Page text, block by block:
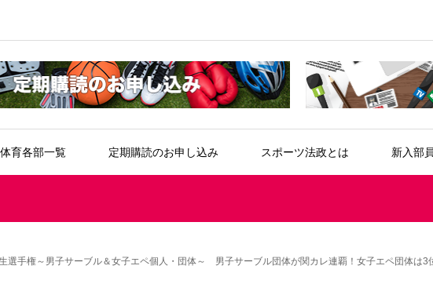
体育各部一覧 定期購読のお申し込み スポーツ法政とは 新入部
選手権～男子サーブル＆女子エペ個人・団体～ 男子サーブル団体が関カレ連覇！女子エペ団体は